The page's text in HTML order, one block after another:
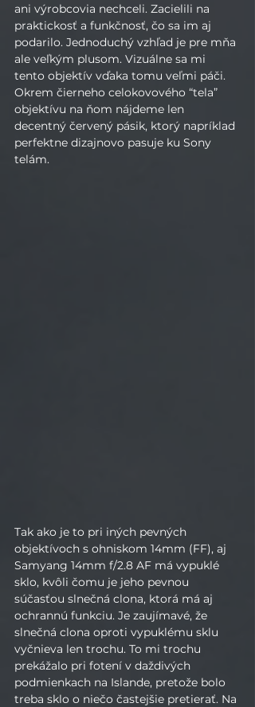
ani výrobcovia nechceli. Zacielili na
praktickosť a funkčnosť, čo sa im aj
podarilo. Jednoduchý vzhľad je pre mňa
ale veľkým plusom. Vizuálne sa mi
tento objektív vďaka tomu veľmi páči.
Okrem čierneho celokovového “tela”
objektívu na ňom nájdeme len
decentný červený pásik, ktorý napríklad
perfektne dizajnovo pasuje ku Sony
telám.
Tak ako je to pri iných pevných
objektívoch s ohniskom 14mm (FF), aj
Samyang 14mm f/2.8 AF má vypuklé
sklo, kvôli čomu je jeho pevnou
súčasťou slnečná clona, ktorá má aj
ochrannú funkciu. Je zaujímavé, že
slnečná clona oproti vypuklému sklu
vyčnieva len trochu. To mi trochu
prekážalo pri fotení v daždivých
podmienkach na Islande, pretože bolo
treba sklo o niečo častejšie pretierať. Na